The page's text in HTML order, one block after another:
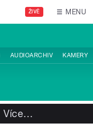
ŽIVĚ MENU
AUDIOARCHIV KAMERY
Více…